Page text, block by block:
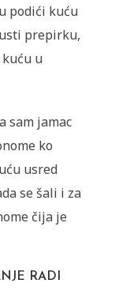
podići kuću
prepirku,
u
sam jamac
ko
usred
se šali i za
čija je
RADI